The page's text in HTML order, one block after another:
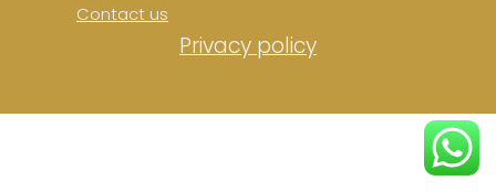
Contact us
Privacy policy